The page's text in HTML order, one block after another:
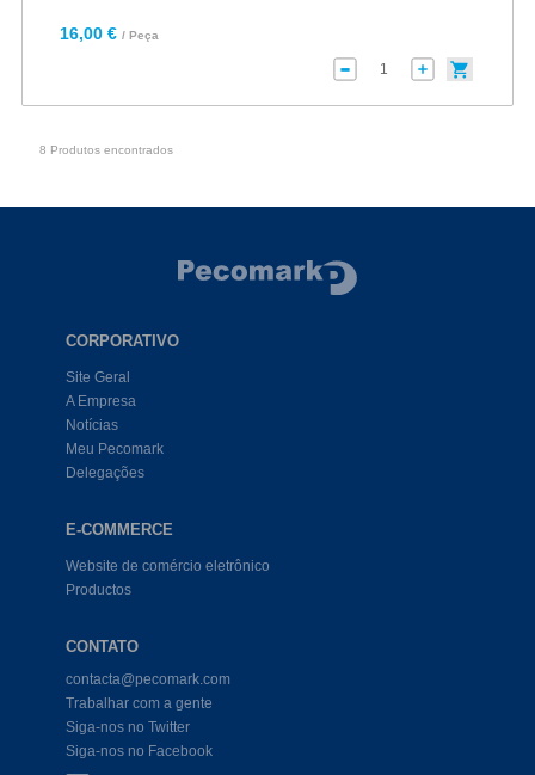
16,00 € / Peça
8 Produtos encontrados
CORPORATIVO
Site Geral
A Empresa
Notícias
Meu Pecomark
Delegações
E-COMMERCE
Website de comércio eletrônico
Productos
CONTATO
contacta@pecomark.com
Trabalhar com a gente
Siga-nos no Twitter
Siga-nos no Facebook